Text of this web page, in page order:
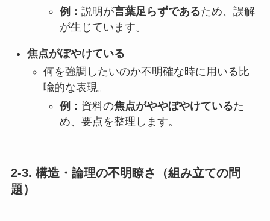
例： 説明が言葉足らずであるため、誤解
が生じています。
焦点がぼやけている
何を強調したいのか不明確な時に用いる比
喩的な表現。
例： 資料の焦点がややぼやけているた
め、要点を整理します。
2-3. 構造・論理の不明瞭さ（組み立ての問
題）